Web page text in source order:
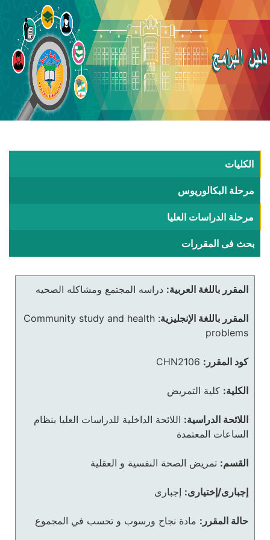
الكليات
مرحلة البكالوريوس
مرحلة الدراسات العليا
بحث فى المقررات
المقرر باللغة العربية: دراسه المجتمع ومشاكله الصحيه
المقرر باللغة الإنجليزية:
Community study and health
problems
كود المقرر: CHN2106
الكلية: كلية التمريض
اللائحة الدراسية: اللائحة الداخلية للدراسات العليا بنظام
الساعات المعتمدة
القسم: تمريض الصحة النفسية و العقلية
إجبارى/إختيارى: إجبارى
حالة المقرر: مادة نجاح ورسوب و تحسب في المجموع